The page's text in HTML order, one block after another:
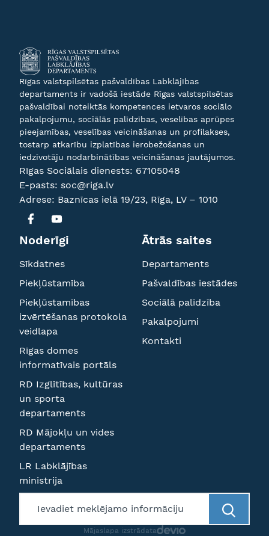
Rīgas valstspilsētas pašvaldības Labklājības
departaments ir vadošā iestāde Rīgas valstspilsētas
pašvaldībai noteiktās kompetences ietvaros sociālo
pakalpojumu, sociālās palīdzības, veselības aprūpes
pieejamības, veselības veicināšanas un profilakses,
tostarp atkarību izplatības ierobežošanas un
iedzīvotāju nodarbinātības veicināšanas jautājumos.
Rīgas Sociālais dienests: 67105048
E-pasts: soc@riga.lv
Adrese: Baznīcas ielā 19/23, Rīga, LV – 1010
Noderīgi
Sīkdatnes
Piekļūstamība
Piekļūstamības
izvērtēšanas protokola
veidlapa
Rīgas domes
informatīvais portāls
RD Izglītības, kultūras
un sporta
departaments
RD Mājokļu un vides
departaments
LR Labklājības
ministrija
Ātrās saites
Departaments
Pašvaldības iestādes
Sociālā palīdzība
Pakalpojumi
Kontakti
Mājaslapa izstrādata